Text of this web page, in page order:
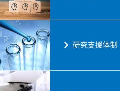
研究支援体制